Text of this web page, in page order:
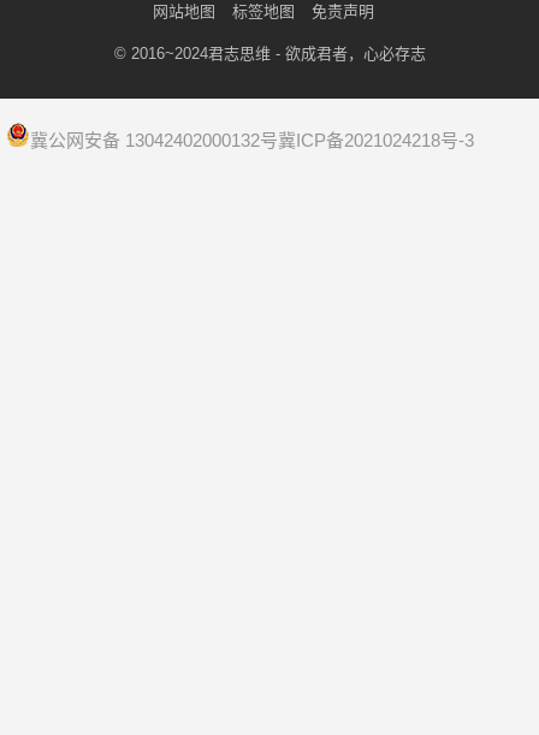
网站地图 标签地图 免责声明
© 2016~2024君志思维- 欲成君者，心必存志
冀公网安备 13042402000132号冀ICP备2021024218号-3